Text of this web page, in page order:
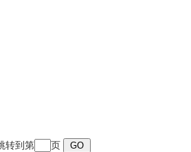
转到第 页